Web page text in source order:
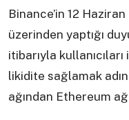
Binance’in 12
üzerinden yaptığı
itibarıyla
likidite sağlamak
ağından Ethereum